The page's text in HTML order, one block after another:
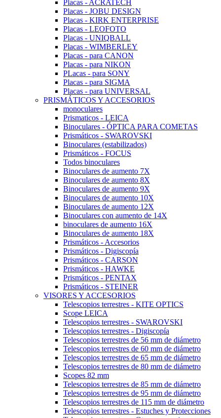
Placas - ACRATECH
Placas - JOBU DESIGN
Placas - KIRK ENTERPRISE
Placas - LEOFOTO
Placas - UNIQBALL
Placas - WIMBERLEY
Placas - para CANON
Placas - para NIKON
PLacas - para SONY
Placas - para SIGMA
Placas - para UNIVERSAL
PRISMÁTICOS Y ACCESORIOS
monoculares
Prismaticos - LEICA
Binoculares - ÓPTICA PARA COMETAS
Prismáticos - SWAROVSKI
Binoculares (estabilizados)
Prismáticos - FOCUS
Todos binoculares
Binoculares de aumento 7X
Binoculares de aumento 8X
Binoculares de aumento 9X
Binoculares de aumento 10X
Binoculares de aumento 12X
Binoculares con aumento de 14X
binoculares de aumento 16X
Binoculares de aumento 18X
Prismáticos - Accesorios
Prismáticos - Digiscopía
Prismáticos - CARSON
Prismáticos - HAWKE
Prismáticos - PENTAX
Prismáticos - STEINER
VISORES Y ACCESORIOS
Telescopios terrestres - KITE OPTICS
Scope LEICA
Telescopios terrestres - SWAROVSKI
Telescopios terrestres - Digiscopía
Telescopios terrestres de 56 mm de diámetro
Telescopios terrestres de 60 mm de diámetro
Telescopios terrestres de 65 mm de diámetro
Telescopios terrestres de 80 mm de diámetro
Scopes 82 mm
Telescopios terrestres de 85 mm de diámetro
Telescopios terrestres de 95 mm de diámetro
Telescopios terrestres de 115 mm de diámetro
Telescopios terrestres - Estuches y Protecciones